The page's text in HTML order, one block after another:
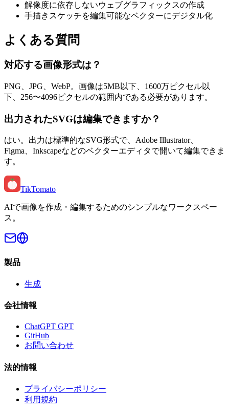
解像度に依存しないウェブグラフィックスの作成
手描きスケッチを編集可能なベクターにデジタル化
よくある質問
対応する画像形式は？
PNG、JPG、WebP。画像は5MB以下、1600万ピクセル以
下、256〜4096ピクセルの範囲内である必要があります。
出力されたSVGは編集できますか？
はい。出力は標準的なSVG形式で、Adobe Illustrator、
Figma、Inkscapeなどのベクターエディタで開いて編集できま
す。
TikTomato
AIで画像を作成・編集するためのシンプルなワークスペー
ス。
製品
生成
会社情報
ChatGPT GPT
GitHub
お問い合わせ
法的情報
プライバシーポリシー
利用規約